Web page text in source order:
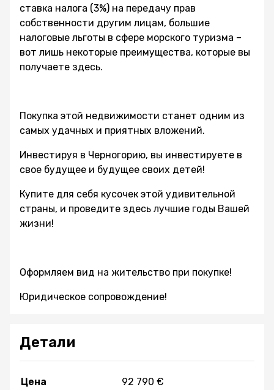
ставка налога (3%) на передачу прав
собственности другим лицам, большие
налоговые льготы в сфере морского туризма –
вот лишь некоторые преимущества, которые вы
получаете здесь.
Покупка этой недвижимости станет одним из
самых удачных и приятных вложений.
Инвестируя в Черногорию, вы инвестируете в
свое будущее и будущее своих детей!
Купите для себя кусочек этой удивительной
страны, и проведите здесь лучшие годы Вашей
жизни!
Оформляем вид на жительство при покупке!
Юридическое сопровождение!
Детали
Цена 92 790 €